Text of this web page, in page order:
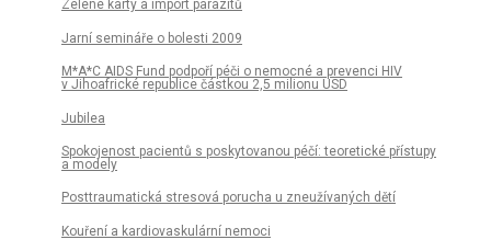
Zelené karty a import parazitů
Jarní semináře o bolesti 2009
M*A*C AIDS Fund podpoří péči o nemocné a prevenci HIV
v Jihoafrické republice částkou 2,5 milionu USD
Jubilea
Spokojenost pacientů s poskytovanou péčí: teoretické přístupy
a modely
Posttraumatická stresová porucha u zneužívaných dětí
Kouření a kardiovaskulární nemoci